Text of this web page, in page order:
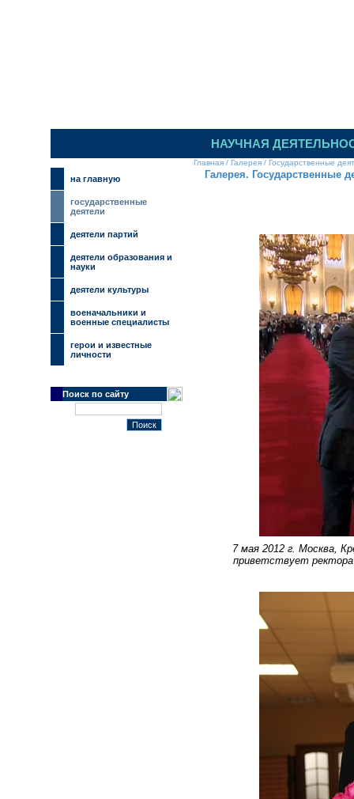
НАУЧНАЯ
на главную
государственные
деятели
деятели партий
деятели образования и
науки
деятели культуры
военачальники и
военные специалисты
герои и известные
личности
Поиск по сайту
Главная / Галерея / Государственные
Галерея. Государственные
7 мая 2012 г. Москва,
приветствует ректора